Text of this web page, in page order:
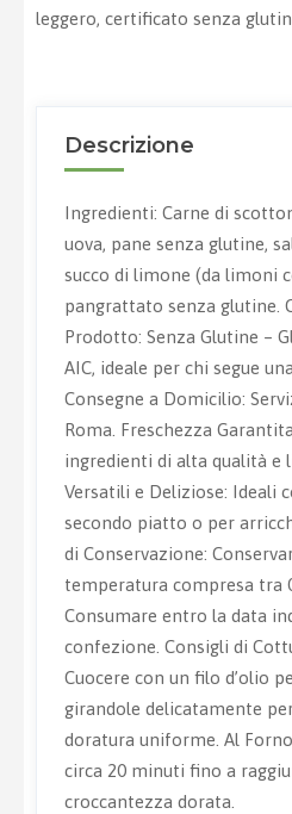
leggero, certificato senza
Descrizione
Ingredienti: Carne di
uova, pane senza glutine,
succo di limone (da limoni
pangrattato senza glutine.
Prodotto: Senza Glutine –
AIC, ideale per chi segue
Consegne a Domicilio:
Roma. Freschezza
ingredienti di alta qualità e
Versatili e Deliziose: Ideali
secondo piatto o per
di Conservazione:
temperatura compresa tra
Consumare entro la data
confezione. Consigli di
Cuocere con un filo d’olio
girandole delicatamente
doratura uniforme. Al
circa 20 minuti fino a
croccantezza dorata.